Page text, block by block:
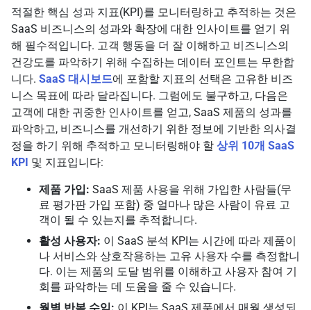
적절한 핵심 성과 지표(KPI)를 모니터링하고 추적하는 것은
SaaS 비즈니스의 성과와 확장에 대한 인사이트를 얻기 위
해 필수적입니다. 고객 행동을 더 잘 이해하고 비즈니스의
건강도를 파악하기 위해 수집하는 데이터 포인트는 무한합
니다. SaaS 대시보드에 포함할 지표의 선택은 고유한 비즈
니스 목표에 따라 달라집니다. 그럼에도 불구하고, 다음은
고객에 대한 귀중한 인사이트를 얻고, SaaS 제품의 성과를
파악하고, 비즈니스를 개선하기 위한 정보에 기반한 의사결
정을 하기 위해 추적하고 모니터링해야 할 상위 10개 SaaS
KPI 및 지표입니다:
제품 가입: SaaS 제품 사용을 위해 가입한 사람들(무
료 평가판 가입 포함) 중 얼마나 많은 사람이 유료 고
객이 될 수 있는지를 추적합니다.
활성 사용자: 이 SaaS 분석 KPI는 시간에 따라 제품이
나 서비스와 상호작용하는 고유 사용자 수를 측정합니
다. 이는 제품의 도달 범위를 이해하고 사용자 참여 기
회를 파악하는 데 도움을 줄 수 있습니다.